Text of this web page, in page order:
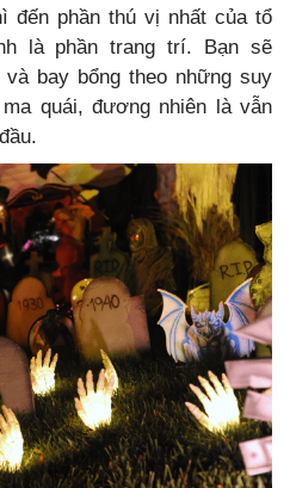
đến phần thú vị nhất của tổ
là phần trang trí. Bạn sẽ
bay bổng theo những suy
quái, đương nhiên là vẫn